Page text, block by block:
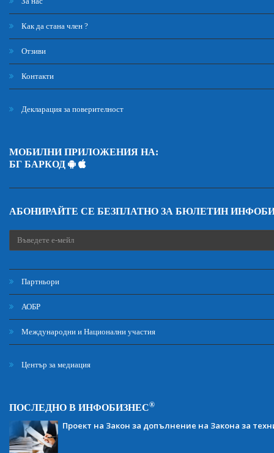
Как да стана член ?
Отзиви
Контакти
Декларация за поверителност
МОБИЛНИ ПРИЛОЖЕНИЯ НА:
БГ БАРКОД
АБОНИРАЙТЕ СЕ БЕЗПЛАТНО ЗА БЮЛЕТИН
Партньори
АОБР
Международни и Национални участия
Център за медиация
ПОСЛЕДНО В ИНФОБИЗНЕС®
Проект на Закон за допълнение на Закона за